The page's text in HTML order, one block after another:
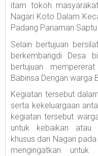
itam tokoh
Nagari Koto Dalam
Padang Pariaman
Selain bertujuan
berkembangdi Desa
bertujuan
Babinsa Dengan warga
Kegiatan tersebut
serta kekeluargaan
kegiatan tersebut
untuk kebaikan atau
khusus dan Nagari
mengingatkan untuk